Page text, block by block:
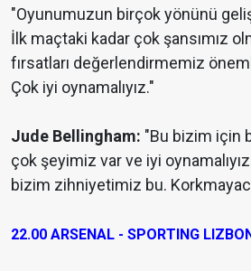
"Oyunumuzun birçok yönünü
İlk maçtaki kadar çok şansımız
fırsatları değerlendirmemiz
Çok iyi oynamalıyız."
Jude Bellingham: "Bu bizim için
çok şeyimiz var ve iyi
bizim zihniyetimiz bu.
22.00 ARSENAL - SPORTING